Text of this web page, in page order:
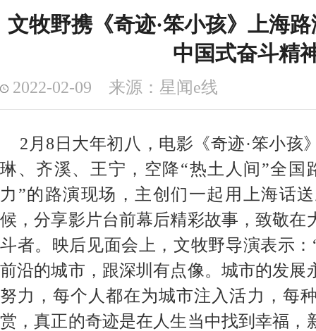
文牧野携《奇迹·笨小孩》上海
中国式奋斗精
2022-02-09 来源：星闻e线
2月8日大年初八，电影《奇迹·笨小孩
琳、齐溪、王宁，空降“热土人间”全
力”的路演现场，主创们一起用上海话
候，分享影片台前幕后精彩故事，致敬在
斗者。 映后见面会上，文牧野导演表示
前沿的城市，跟深圳有点像。城市的发展
努力，每个人都在为城市注入活力，每
赏，真正的奇迹是在人生当中找到幸福，